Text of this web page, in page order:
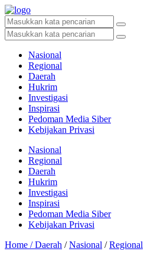
Nasional
Regional
Daerah
Hukrim
Investigasi
Inspirasi
Pedoman Media Siber
Kebijakan Privasi
Nasional
Regional
Daerah
Hukrim
Investigasi
Inspirasi
Pedoman Media Siber
Kebijakan Privasi
Home /Daerah /Nasional /Regional